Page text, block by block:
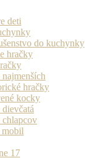
deti
do kuchynky
hračky
hračky
kocky
17